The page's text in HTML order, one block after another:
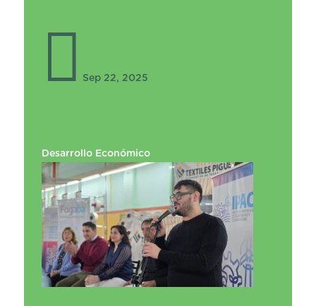
 Sep 22, 2025
Desarrollo Económico